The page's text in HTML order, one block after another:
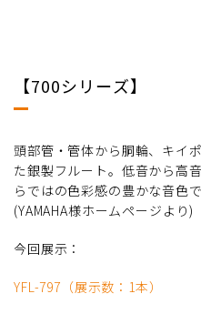
【700シリーズ】
頭部管・管体から胴輪、キイ
た銀製フルート。低音から高
らではの色彩感の豊かな音色
(YAMAHA様ホームページより)
今回展示：
YFL-797（展示数：1本）